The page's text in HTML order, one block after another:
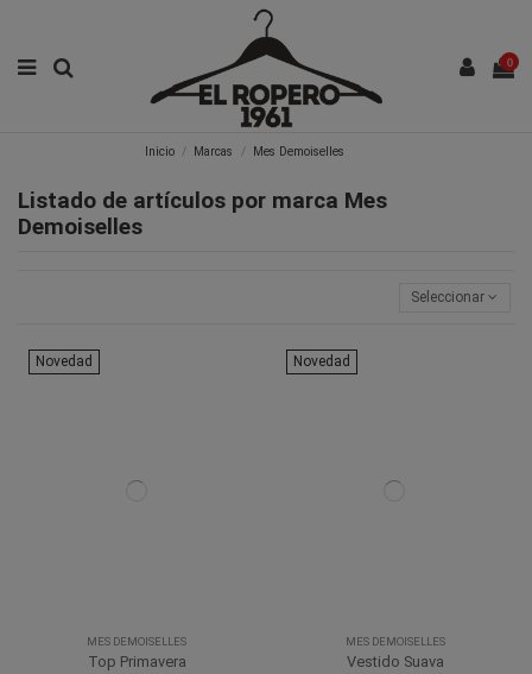
0
Inicio Marcas Mes Demoiselles
Listado de artículos por marca Mes
Demoiselles
Seleccionar
Novedad
MES DEMOISELLES
Top Primavera
Novedad
MES DEMOISELLES
Vestido Suava